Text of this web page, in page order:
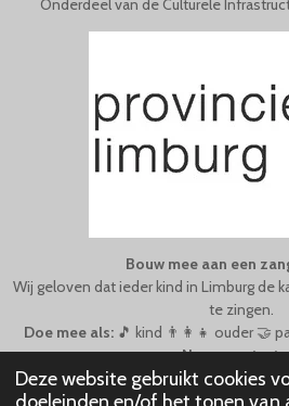
Deze website gebruikt cookies
A
M
Onderdeel van de Culturele
Bouw mee aan een
Wij geloven dat ieder kind in Limburg de
te zingen.
Doe mee als: 🎵 kind 👨‍👩‍👧 ouder 🤝
Neemcontact
© 2021 - 2026 Limburgse Koorschool